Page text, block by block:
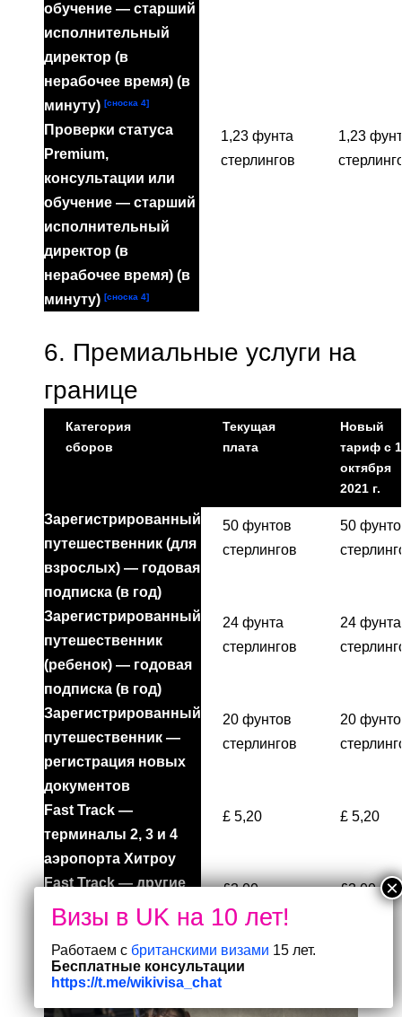
обучение — старший
исполнительный
директор (в
нерабочее время) (в
минуту) [сноска 4]
Проверки статуса
Premium,
консультации или
обучение — старший
исполнительный
директор (в
нерабочее время) (в
минуту) [сноска 4]
1,23 фунта
стерлингов
1,23
6. Премиальные услуги на
границе
Категория
сборов
Текущая
плата
Новый
тариф с
октября
2021 г.
Зарегистрированный
путешественник (для
взрослых) — годовая
подписка (в год)
50 фунтов
стерлингов
50
Зарегистрированный
путешественник
(ребенок) — годовая
подписка (в год)
24 фунта
стерлингов
24 фунта
Зарегистрированный
путешественник —
регистрация новых
документов
20 фунтов
стерлингов
20
Fast Track —
терминалы 2, 3 и 4
аэропорта Хитроу
£ 5,20 £ 5,20
Fast Track — другие
порты въезда
£3.00 £3.00
Работаем с британскими визами 15 лет.
Бесплатные консультации
https://t.me/wikivisa_chat